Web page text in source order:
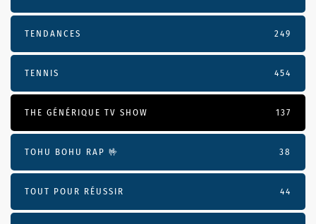
TENDANCES 249
TENNIS 454
THE GÉNÉRIQUE TV SHOW 137
TOHU BOHU RAP 🤟 38
TOUT POUR RÉUSSIR 44